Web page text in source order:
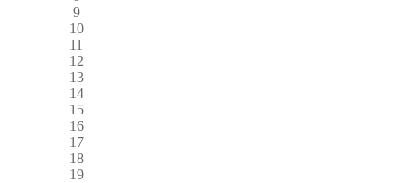
9
10
11
12
13
14
15
16
17
18
19